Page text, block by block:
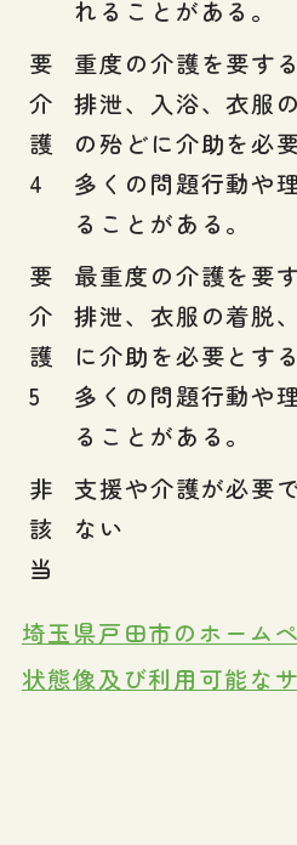
れることがある。
要
介
護
4
重度の介護を要す
排泄、入浴、衣服
の殆どに介助を必
多くの問題行動や
ることがある。
要
介
護
5
最重度の介護を要
排泄、衣服の着脱
に介助を必要とする
多くの問題行動や
ることがある。
非
該
当
支援や介護が必要
ない
埼玉県戸田市のホーム
状態像及び利用可能なサ